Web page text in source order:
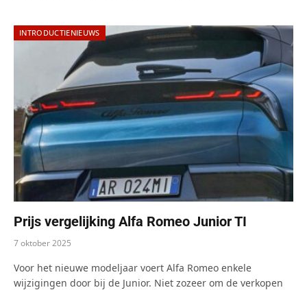
INTRODUCTIENIEUWS
Prijs vergelijking Alfa Romeo Junior TI
7 oktober 2025
Voor het nieuwe modeljaar voert Alfa Romeo enkele
wijzigingen door bij de Junior. Niet zozeer om de verkopen